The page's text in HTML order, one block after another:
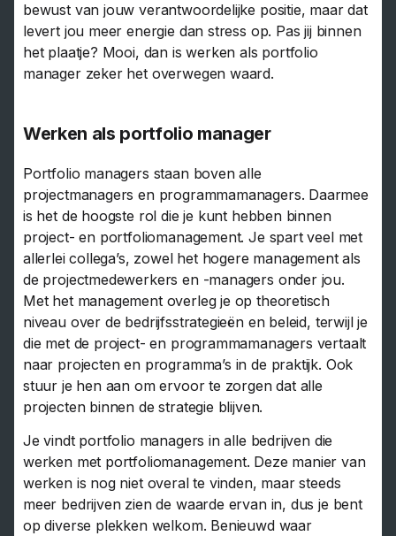
bewust van jouw verantwoordelijke positie, maar dat
levert jou meer energie dan stress op. Pas jij binnen
het plaatje? Mooi, dan is werken als portfolio
manager zeker het overwegen waard.
Werken als portfolio manager
Portfolio managers staan boven alle
projectmanagers en programmamanagers. Daarmee
is het de hoogste rol die je kunt hebben binnen
project- en portfoliomanagement. Je spart veel met
allerlei collega’s, zowel het hogere management als
de projectmedewerkers en -managers onder jou.
Met het management overleg je op theoretisch
niveau over de bedrijfsstrategieën en beleid, terwijl je
die met de project- en programmamanagers vertaalt
naar projecten en programma’s in de praktijk. Ook
stuur je hen aan om ervoor te zorgen dat alle
projecten binnen de strategie blijven.
Je vindt portfolio managers in alle bedrijven die
werken met portfoliomanagement. Deze manier van
werken is nog niet overal te vinden, maar steeds
meer bedrijven zien de waarde ervan in, dus je bent
op diverse plekken welkom. Benieuwd waar